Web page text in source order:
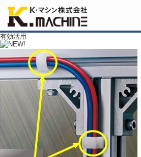
有効活用